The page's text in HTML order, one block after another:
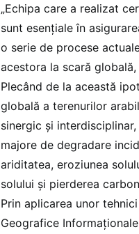
„Echipa care a realizat
sunt esențiale în
o serie de procese
acestora la scară
Plecând de la această
globală a terenurilor
sinergic și
majore de degradare
ariditatea, eroziunea
solului și pierderea
Prin aplicarea unor
Geografice